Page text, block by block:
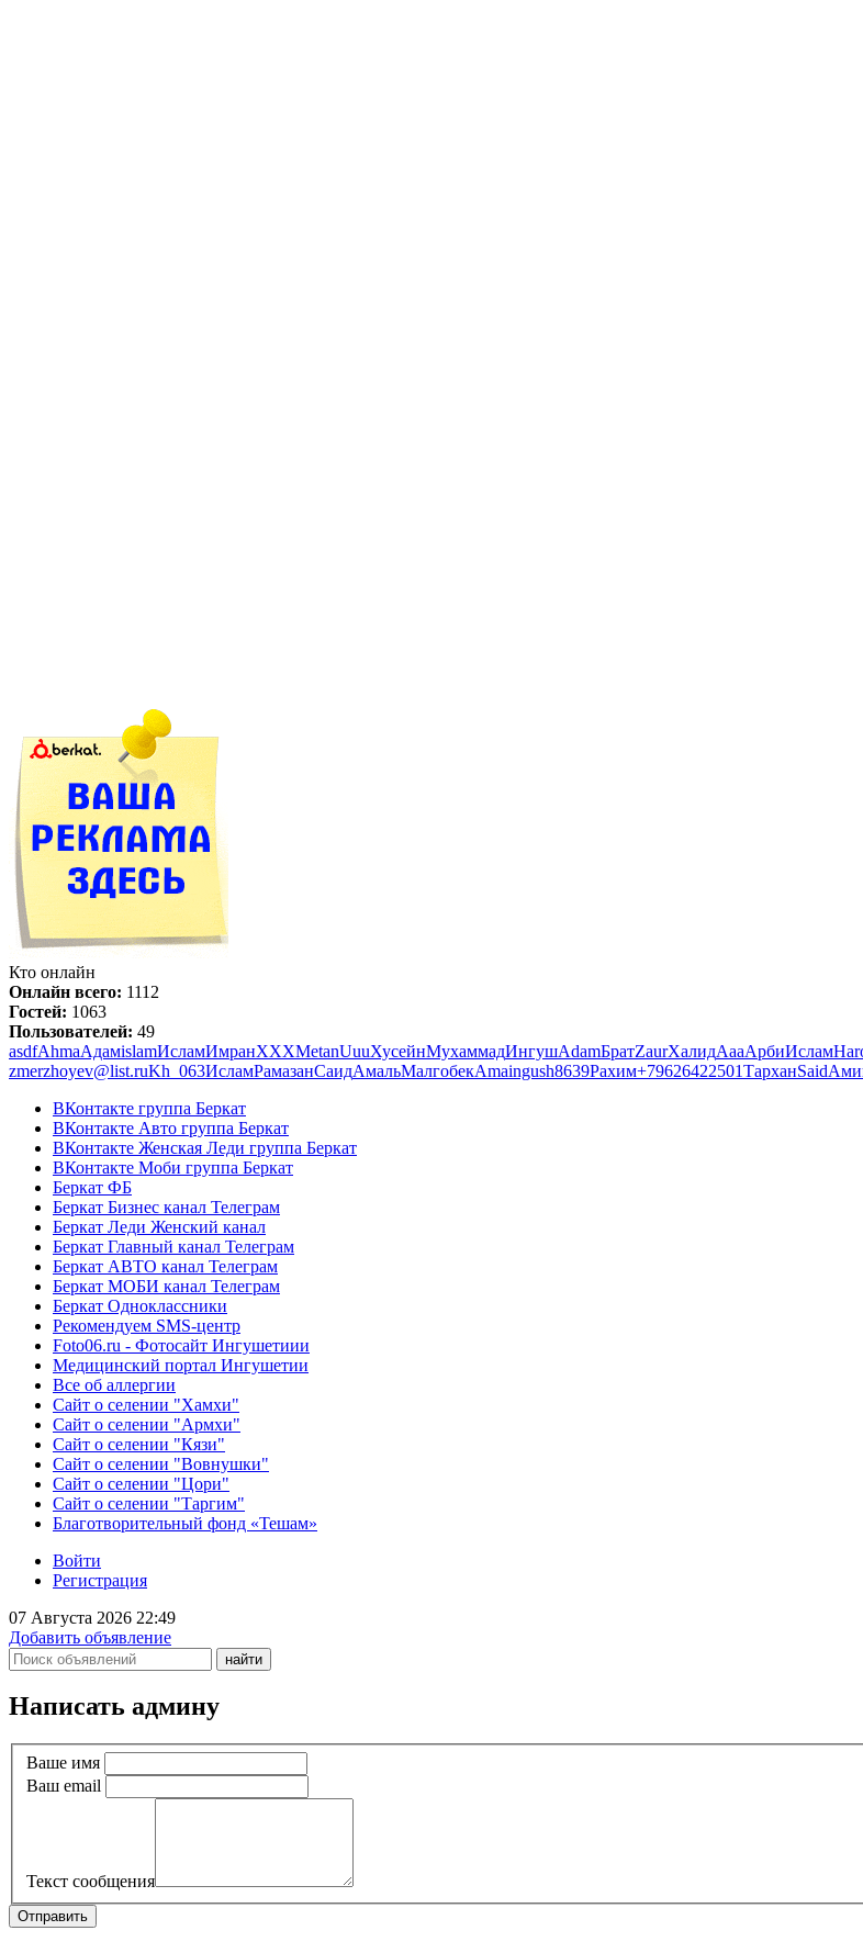
Кто онлайн
Онлайн всего: 1112
Гостей: 1063
Пользователей: 49
asdfAhmaАдамislamИсламИмранХХХMetanUuuХусейнМухаммадИнгушAdamБратZaurХалидAaaАрбиИслам
zmerzhoyev@list.ruKh_063ИсламРамазанСаидАмальМалгобекAmaingush8639Рахим+79626422501ТарханSaid
ВКонтакте группа Беркат
ВКонтакте Авто группа Беркат
ВКонтакте Женская Леди группа Беркат
ВКонтакте Моби группа Беркат
Беркат ФБ
Беркат Бизнес канал Телеграм
Беркат Леди Женский канал
Беркат Главный канал Телеграм
Беркат АВТО канал Телеграм
Беркат МОБИ канал Телеграм
Беркат Одноклассники
Рекомендуем SMS-центр
Foto06.ru - Фотосайт Ингушетиии
Медицинский портал Ингушетии
Все об аллергии
Сайт о селении "Хамхи"
Сайт о селении "Армхи"
Сайт о селении "Кязи"
Сайт о селении "Вовнушки"
Сайт о селении "Цори"
Сайт о селении "Таргим"
Благотворительный фонд «Тешам»
Войти
Регистрация
07 Августа 2026 22:49
Добавить объявление
Написать админу
Ваше имя
Ваш email
Текст сообщения
Отправить